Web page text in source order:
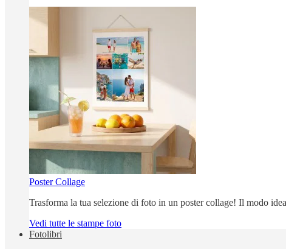
Poster Collage
Trasforma la tua selezione di foto in un poster collage! Il modo
Vedi tutte le stampe foto
Fotolibri